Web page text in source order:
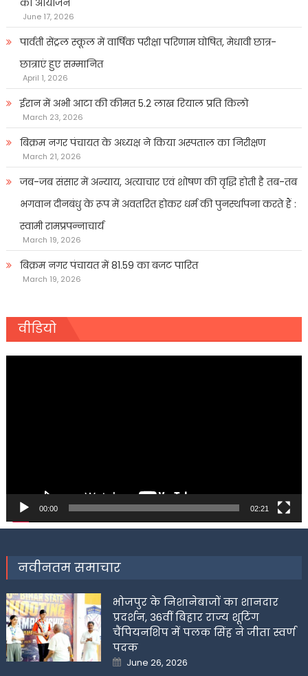
June 17, 2026
पार्वती सेंट्रल स्कूल में वार्षिक परीक्षा परिणाम घोषित, मेधावी छात्र-
छात्राएं हुए सम्मानित
April 1, 2026
ईरान में अभी आटा की कीमत 5.2 लाख रियाल प्रति किलो
March 23, 2026
बिक्रम नगर पंचायत के अध्यक्ष ने किया अस्पताल का निरीक्षण
March 21, 2026
जब-जब संसार में अन्याय, अत्याचार एवं शोषण की वृद्धि होती है तब-तब
भगवान दीनबंधु के रूप में अवतरित होकर धर्म की पुनर्स्थापना करते हैं :
स्वामी रामप्रपन्नाचार्य
March 19, 2026
बिक्रम नगर पंचायत में 81.59 का बजट पारित
March 19, 2026
वीडियो
00:00 02:21
नवीनतम समाचार
भोजपुर के निशानेबाजों का शानदार
प्रदर्शन, 36वीं बिहार राज्य शूटिंग
चैंपियनशिप में पलक सिंह ने जीता स्वर्ण
पदक
Posted
on
June 26, 2026